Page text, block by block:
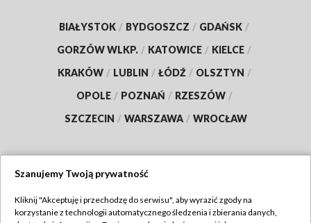
BIAŁYSTOK / BYDGOSZCZ / GDAŃSK /
GORZÓW WLKP. / KATOWICE / KIELCE /
KRAKÓW / LUBLIN / ŁÓDŹ / OLSZTYN /
OPOLE / POZNAŃ / RZESZÓW /
SZCZECIN / WARSZAWA / WROCŁAW
TVP
Szanujemy Twoją prywatność
Kliknij "Akceptuję i przechodzę do serwisu", aby wyrazić zgody na
korzystanie z technologii automatycznego śledzenia i zbierania danych,